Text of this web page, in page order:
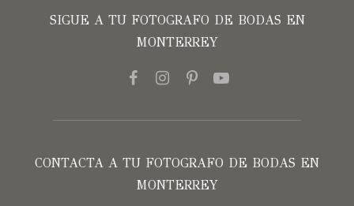
SIGUE A TU FOTOGRAFO DE BODAS EN
MONTERREY
CONTACTA A TU FOTOGRAFO DE BODAS EN
MONTERREY